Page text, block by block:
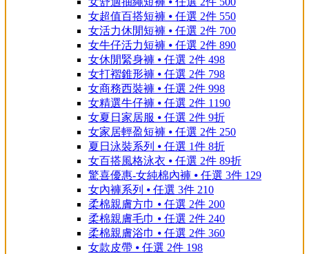
女超值百搭短褲 ⦁ 任選 2件 550
女活力休閒短褲 ⦁ 任選 2件 700
女牛仔活力短褲 ⦁ 任選 2件 890
女休閒緊身褲 ⦁ 任選 2件 498
女打褶錐形褲 ⦁ 任選 2件 798
女商務西裝褲 ⦁ 任選 2件 998
女精選牛仔褲 ⦁ 任選 2件 1190
女夏日家居服 ⦁ 任選 2件 9折
女家居輕盈短褲 ⦁ 任選 2件 250
夏日泳裝系列 ⦁ 任選 1件 8折
女百搭風格泳衣 ⦁ 任選 2件 89折
驚喜優惠-女純棉內褲 ⦁ 任選 3件 129
女內褲系列 ⦁ 任選 3件 210
柔棉親膚方巾 ⦁ 任選 2件 200
柔棉親膚毛巾 ⦁ 任選 2件 240
柔棉親膚浴巾 ⦁ 任選 2件 360
女款皮帶 ⦁ 任選 2件 198